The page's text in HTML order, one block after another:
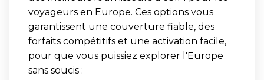
voyageurs en Europe. Ces options vous
garantissent une couverture fiable, des
forfaits compétitifs et une activation facile,
pour que vous puissiez explorer l'Europe
sans soucis :